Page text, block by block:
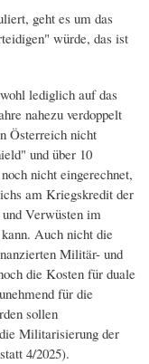
geht es um das
würde, das ist
lediglich auf das
nahezu verdoppelt
Österreich nicht
und über 10
nicht eingerechnet,
am Kriegskredit der
Verwüsten im
Auch nicht die
Militär- und
die Kosten für duale
für die
sollen
Militarisierung der
4/2025).